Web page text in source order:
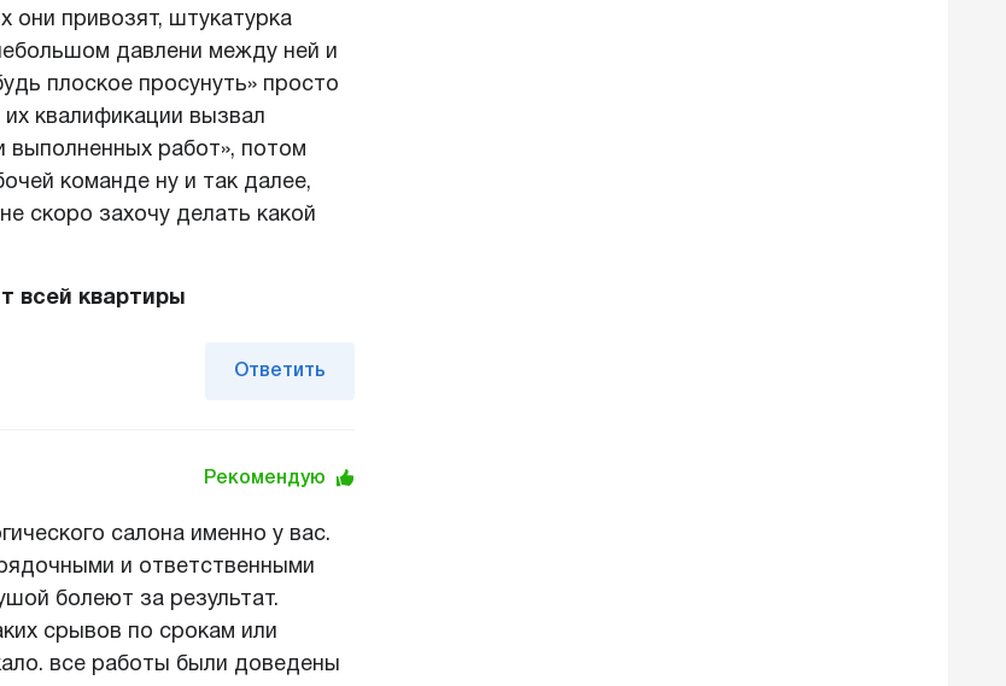
они привозят, штукатурка
давлени между ней и
плоское просунуть» просто
их квалификации вызвал
выполненных работ», потом
команде ну и так далее,
скоро захочу делать какой
всей квартиры
Ответить
Рекомендую
салона именно у вас.
и ответственными
болеют за результат.
срывов по срокам или
все работы были доведены